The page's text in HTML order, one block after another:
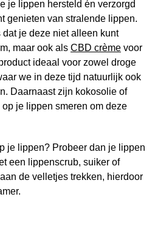
je lippen hersteld én verzorgd
genieten van stralende lippen.
je deze niet alleen kunt
maar ook als CBD crème voor
ideaal voor zowel droge
we in deze tijd natuurlijk ook
Daarnaast zijn kokosolie of
je lippen smeren om deze
je lippen? Probeer dan je lippen
een lippenscrub, suiker of
de velletjes trekken, hierdoor